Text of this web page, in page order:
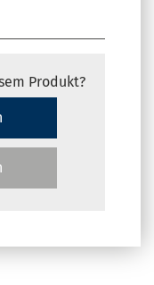
Produkt?